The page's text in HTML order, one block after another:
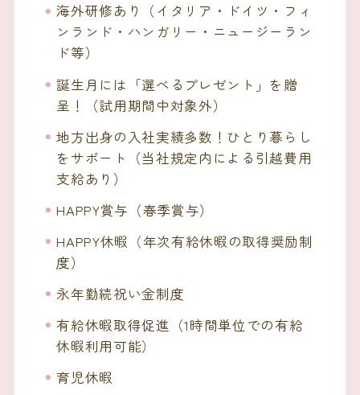
海外研修あり（イタリア・ドイツ・フィ
ンランド・ハンガリー・ニュージーラン
ド等）
誕生月には「選べるプレゼント」を贈
呈！（試用期間中対象外）
地方出身の入社実績多数！ひとり暮らし
をサポート（当社規定内による引越費用
支給あり）
HAPPY賞与（春季賞与）
HAPPY休暇（年次有給休暇の取得奨励制
度）
永年勤続祝い金制度
有給休暇取得促進（1時間単位での有給
休暇利用可能）
育児休暇